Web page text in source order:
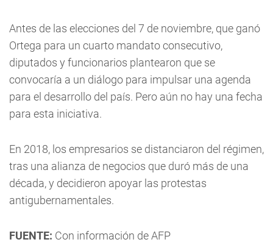
Antes de las elecciones del 7 de noviembre, que ganó
Ortega para un cuarto mandato consecutivo,
diputados y funcionarios plantearon que se
convocaría a un diálogo para impulsar una agenda
para el desarrollo del país. Pero aún no hay una fecha
para esta iniciativa.
En 2018, los empresarios se distanciaron del régimen,
tras una alianza de negocios que duró más de una
década, y decidieron apoyar las protestas
antigubernamentales.
FUENTE: Con información de AFP